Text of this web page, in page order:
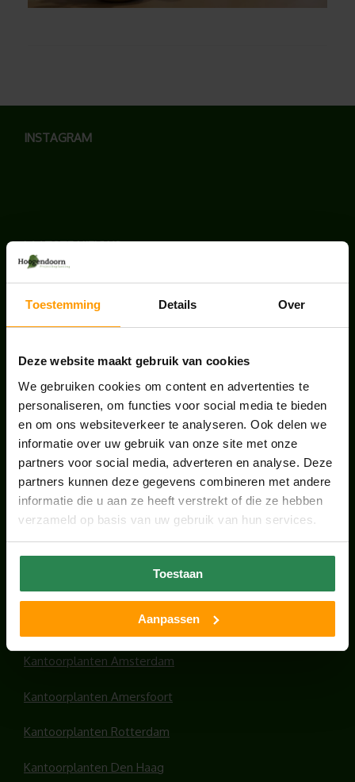
Toestemming Details Over
Deze website maakt gebruik van cookies
We gebruiken cookies om content en advertenties te
personaliseren, om functies voor social media te bieden
en om ons websiteverkeer te analyseren. Ook delen we
informatie over uw gebruik van onze site met onze
partners voor social media, adverteren en analyse. Deze
partners kunnen deze gegevens combineren met andere
informatie die u aan ze heeft verstrekt of die ze hebben
verzameld op basis van uw gebruik van hun services.
Toestaan
Aanpassen
INSTAGRAM
LAATSTE NIEUWS
BLOG: LUIS IN KANTOORPLANTEN – ZO
UNION HOUSE UTRECHT
juli 28, 2026
ONS TEAM GROEIT VERDER
juni 17, 2026
HANDIGE LINKS
Office plants
Kantoorplanten Utrecht
Kantoorplanten Amsterdam
Kantoorplanten Amersfoort
Kantoorplanten Rotterdam
Kantoorplanten Den Haag